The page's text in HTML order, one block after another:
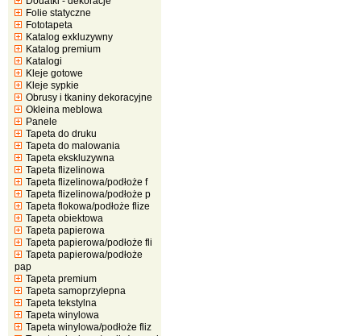
Folie statyczne
Fototapeta
Katalog exkluzywny
Katalog premium
Katalogi
Kleje gotowe
Kleje sypkie
Obrusy i tkaniny dekoracyjne
Okleina meblowa
Panele
Tapeta do druku
Tapeta do malowania
Tapeta ekskluzywna
Tapeta flizelinowa
Tapeta flizelinowa/podłoże f
Tapeta flizelinowa/podłoże p
Tapeta flokowa/podłoże flize
Tapeta obiektowa
Tapeta papierowa
Tapeta papierowa/podłoże fli
Tapeta papierowa/podłoże
pap
Tapeta premium
Tapeta samoprzylepna
Tapeta tekstylna
Tapeta winylowa
Tapeta winylowa/podłoże fliz